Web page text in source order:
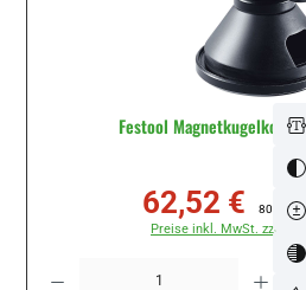
Festool Magnetkugelkopf
Verkaufspreis:
62,52 € Regulärer
80,12 €
Preise inkl. MwSt. zzgl.
Produkt Anzahl: Gib den gewünschten Wert